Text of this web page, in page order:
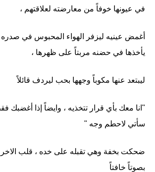
في عيونها خوفاً من معارضته لعلاقتهم ،
أغمض عينيه ليزفر الهواء المحبوس في صدره
يأخذها في حضنه مربتاً على ظهرها ،
ليبتعد عنها مكوباً وجهها بحب ليردف قائلاً
"انا معك بأي قرار تتخذيه ، وايضاً إذا أغضبك
سأتي لاحطم وجه "
ضحكت بخفة وهي تقبله على خده ، قلب الاخر
بصوتاً خافتاً